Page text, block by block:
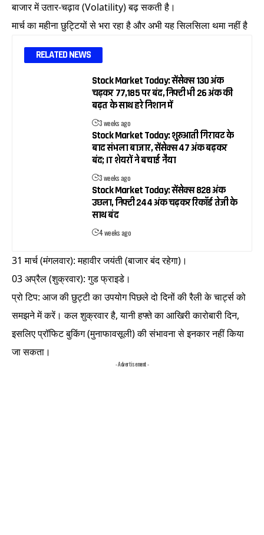
बाजार में उतार-चढ़ाव (Volatility) बढ़ सकती है।
मार्च का महीना छुट्टियों से भरा रहा है और अभी यह सिलसिला थमा नहीं है
RELATED NEWS
Stock Market Today: सेंसेक्स 130 अंक
चढ़कर 77,185 पर बंद, निफ्टी भी 26 अंक की
बढ़त के साथ हरे निशान में
3 weeks ago
Stock Market Today: शुरुआती गिरावट के
बाद संभला बाजार, सेंसेक्स 47 अंक बढ़कर
बंद; IT शेयरों ने बचाई नैया
3 weeks ago
Stock Market Today: सेंसेक्स 828 अंक
उछला, निफ्टी 244 अंक चढ़कर रिकॉर्ड तेजी के
साथ बंद
4 weeks ago
31 मार्च (मंगलवार): महावीर जयंती (बाजार बंद रहेगा)।
03 अप्रैल (शुक्रवार): गुड फ्राइडे।
प्रो टिप: आज की छुट्टी का उपयोग पिछले दो दिनों की रैली के चार्ट्स को
समझने में करें। कल शुक्रवार है, यानी हफ्ते का आखिरी कारोबारी दिन,
इसलिए प्रॉफिट बुकिंग (मुनाफावसूली) की संभावना से इनकार नहीं किया
जा सकता।
- Advertisement -